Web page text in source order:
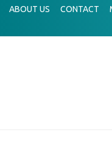
ABOUT US CONTACT
όρο hatha yoga;